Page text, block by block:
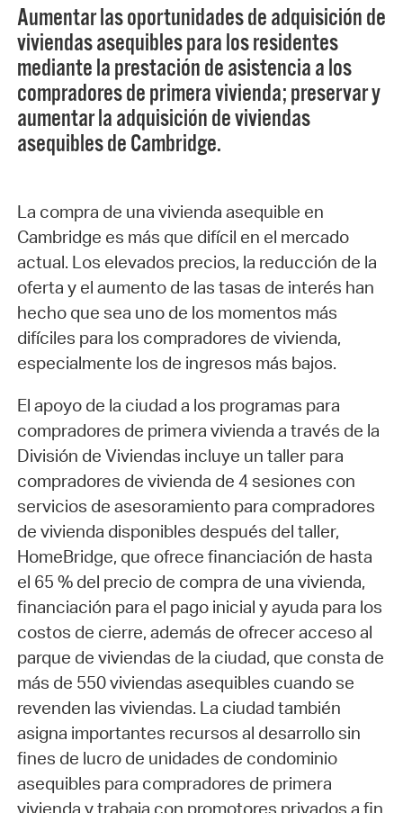
Aumentar las oportunidades de adquisición de
viviendas asequibles para los residentes
mediante la prestación de asistencia a los
compradores de primera vivienda; preservar y
aumentar la adquisición de viviendas
asequibles de Cambridge.
La compra de una vivienda asequible en
Cambridge es más que difícil en el mercado
actual. Los elevados precios, la reducción de la
oferta y el aumento de las tasas de interés han
hecho que sea uno de los momentos más
difíciles para los compradores de vivienda,
especialmente los de ingresos más bajos.
El apoyo de la ciudad a los programas para
compradores de primera vivienda a través de la
División de Viviendas incluye un taller para
compradores de vivienda de 4 sesiones con
servicios de asesoramiento para compradores
de vivienda disponibles después del taller,
HomeBridge, que ofrece financiación de hasta
el 65 % del precio de compra de una vivienda,
financiación para el pago inicial y ayuda para los
costos de cierre, además de ofrecer acceso al
parque de viviendas de la ciudad, que consta de
más de 550 viviendas asequibles cuando se
revenden las viviendas. La ciudad también
asigna importantes recursos al desarrollo sin
fines de lucro de unidades de condominio
asequibles para compradores de primera
vivienda y trabaja con promotores privados a fin